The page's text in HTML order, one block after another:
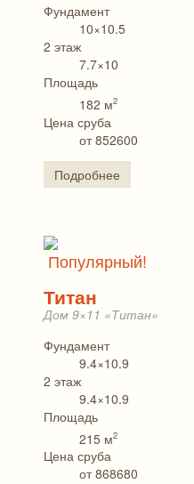
Фундамент
10×10.5
2 этаж
7.7×10
Площадь
182 м2
Цена сруба
от 852600
Подробнее
Популярный!
Титан
Дом 9×11 «Титан»
Фундамент
9.4×10.9
2 этаж
9.4×10.9
Площадь
215 м2
Цена сруба
от 868680